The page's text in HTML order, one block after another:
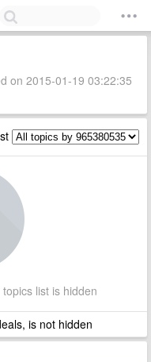
on 2015-01-19 03:22:35
list is hidden
is not hidden